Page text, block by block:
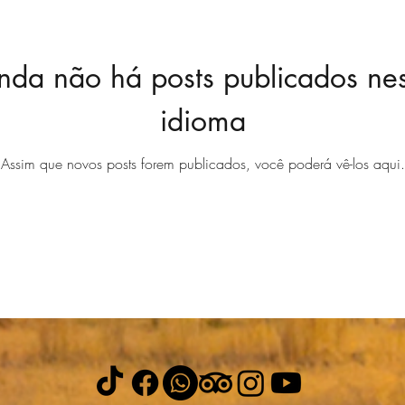
não há posts publicados
idioma
Assim que novos posts forem publicados, você poderá vê-los aqui.